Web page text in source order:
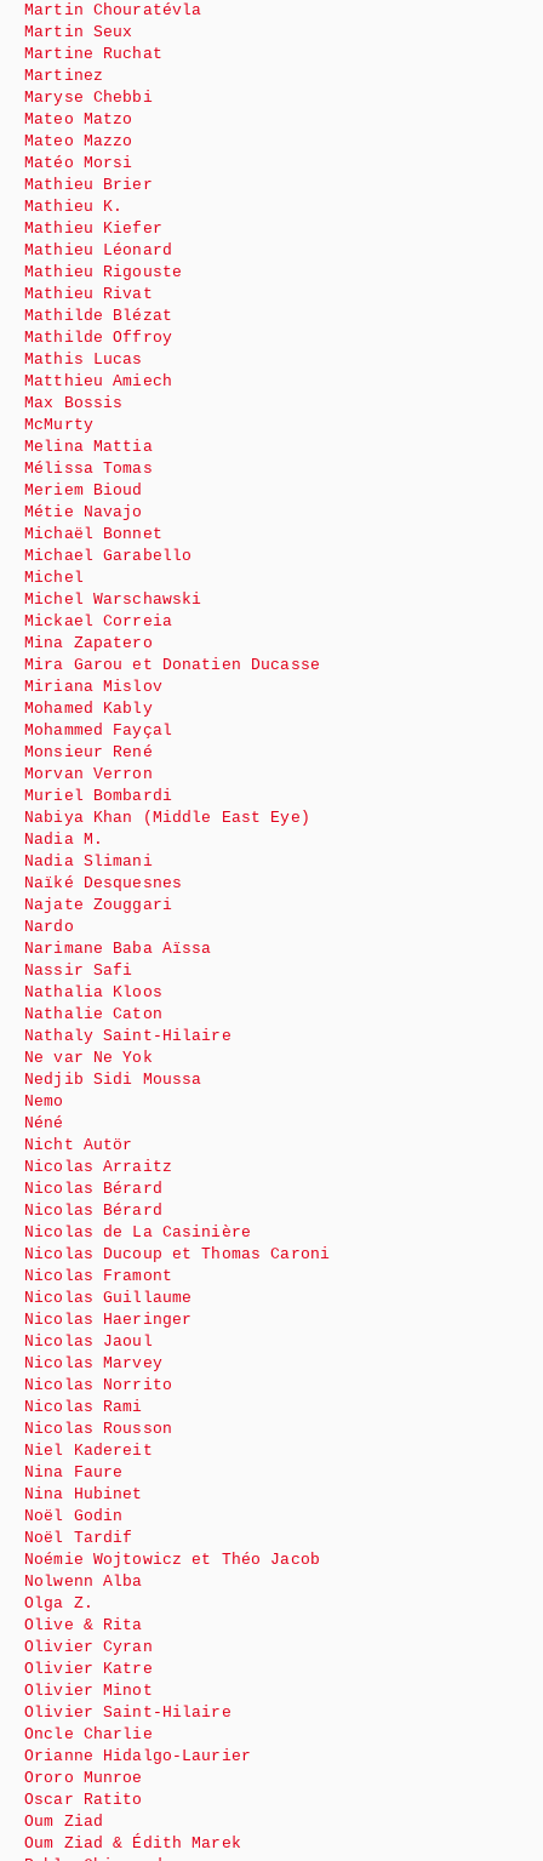
Martin Chouratévla
Martin Seux
Martine Ruchat
Martinez
Maryse Chebbi
Mateo Matzo
Mateo Mazzo
Matéo Morsi
Mathieu Brier
Mathieu K.
Mathieu Kiefer
Mathieu Léonard
Mathieu Rigouste
Mathieu Rivat
Mathilde Blézat
Mathilde Offroy
Mathis Lucas
Matthieu Amiech
Max Bossis
McMurty
Melina Mattia
Mélissa Tomas
Meriem Bioud
Métie Navajo
Michaël Bonnet
Michael Garabello
Michel
Michel Warschawski
Mickael Correia
Mina Zapatero
Mira Garou et Donatien Ducasse
Miriana Mislov
Mohamed Kably
Mohammed Fayçal
Monsieur René
Morvan Verron
Muriel Bombardi
Nabiya Khan (Middle East Eye)
Nadia M.
Nadia Slimani
Naïké Desquesnes
Najate Zouggari
Nardo
Narimane Baba Aïssa
Nassir Safi
Nathalia Kloos
Nathalie Caton
Nathaly Saint-Hilaire
Ne var Ne Yok
Nedjib Sidi Moussa
Nemo
Néné
Nicht Autör
Nicolas Arraitz
Nicolas Bérard
Nicolas Bérard
Nicolas de La Casinière
Nicolas Ducoup et Thomas Caroni
Nicolas Framont
Nicolas Guillaume
Nicolas Haeringer
Nicolas Jaoul
Nicolas Marvey
Nicolas Norrito
Nicolas Rami
Nicolas Rousson
Niel Kadereit
Nina Faure
Nina Hubinet
Noël Godin
Noël Tardif
Noémie Wojtowicz et Théo Jacob
Nolwenn Alba
Olga Z.
Olive & Rita
Olivier Cyran
Olivier Katre
Olivier Minot
Olivier Saint-Hilaire
Oncle Charlie
Orianne Hidalgo-Laurier
Ororo Munroe
Oscar Ratito
Oum Ziad
Oum Ziad & Édith Marek